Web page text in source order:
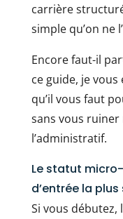
carrière
simple qu’on ne
Encore faut-il
ce guide, je
qu’il vous faut
sans vous
l’administratif.
Le statut
d’entrée la
Si vous débutez,